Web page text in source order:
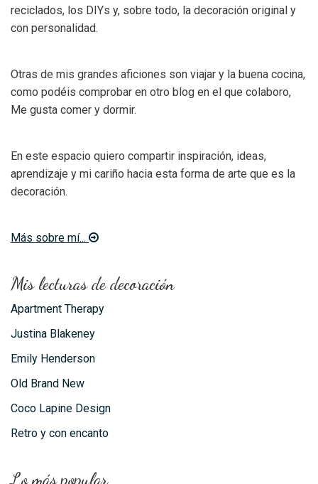
reciclados, los DIYs y, sobre todo, la decoración original y
con personalidad.
Otras de mis grandes aficiones son viajar y la buena cocina,
como podéis comprobar en otro blog en el que colaboro,
Me gusta comer y dormir.
En este espacio quiero compartir inspiración, ideas,
aprendizaje y mi cariño hacia esta forma de arte que es la
decoración.
Más sobre mí...
Mis lecturas de decoración
Apartment Therapy
Justina Blakeney
Emily Henderson
Old Brand New
Coco Lapine Design
Retro y con encanto
Lo más popular